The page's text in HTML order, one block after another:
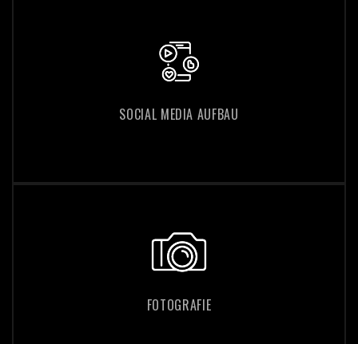
SOCIAL MEDIA AUFBAU
SOCIAL MEDIA AUFBAU
FOTOGRAFIE
FOTOGRAFIE